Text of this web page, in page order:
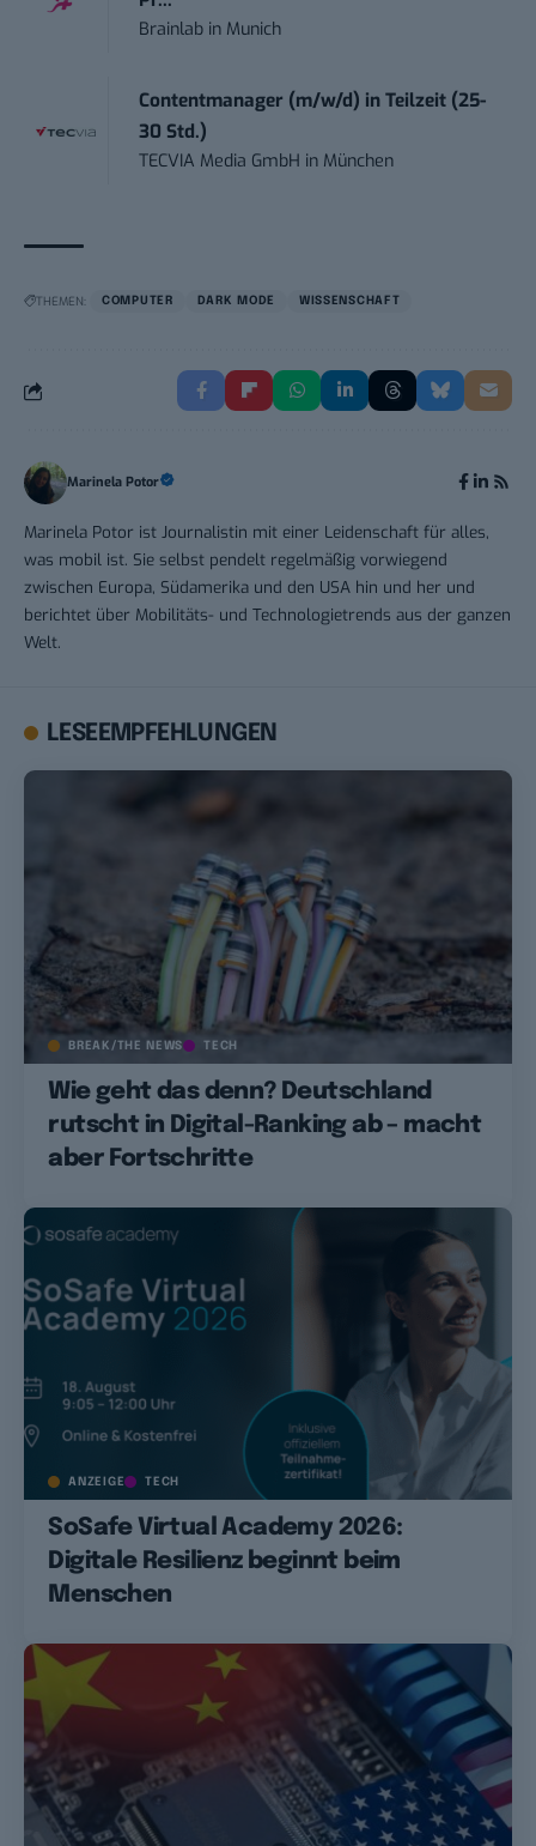
Brainlab in Munich
Contentmanager (m/w/d) in Teilzeit (25-
30 Std.)
TECVIA Media GmbH in München
THEMEN: COMPUTER DARK MODE WISSENSCHAFT
Marinela Potor
Marinela Potor ist Journalistin mit einer Leidenschaft für alles,
was mobil ist. Sie selbst pendelt regelmäßig vorwiegend
zwischen Europa, Südamerika und den USA hin und her und
berichtet über Mobilitäts- und Technologietrends aus der ganzen
Welt.
LESEEMPFEHLUNGEN
BREAK/THE NEWS TECH
Wie geht das denn? Deutschland
rutscht in Digital-Ranking ab – macht
aber Fortschritte
ANZEIGE TECH
SoSafe Virtual Academy 2026:
Digitale Resilienz beginnt beim
Menschen